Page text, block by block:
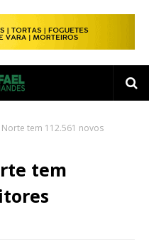
tem 112.561 novos
tem